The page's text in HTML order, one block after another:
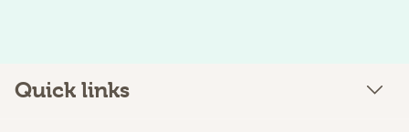
Quick links